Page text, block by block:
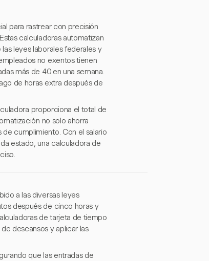
para rastrear con precisión
calculadoras automatizan
leyes laborales federales y
no exentos tienen
más de 40 en una semana.
de horas extra después de
proporciona el total de
no solo ahorra
cumplimiento. Con el salario
estado, una calculadora de
a las diversas leyes
después de cinco horas y
de tarjeta de tiempo
descansos y aplicar las
que las entradas de